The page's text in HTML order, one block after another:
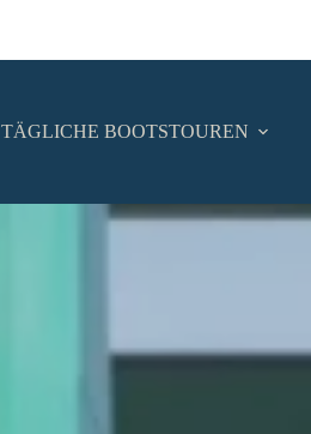
TÄGLICHE BOOTSTOUREN